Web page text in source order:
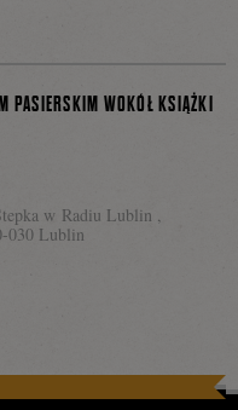
w Radiu Lublin ,
030 Lublin
PASIERSKIM WOKÓŁ KSIĄŻKI